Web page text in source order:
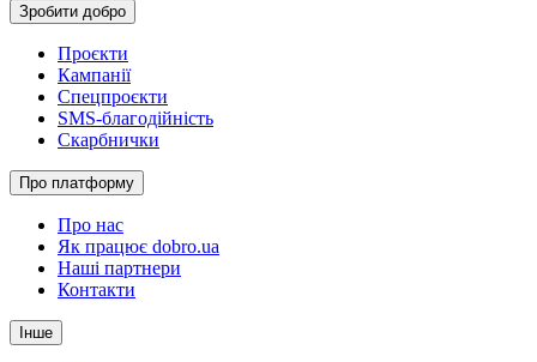
Зробити добро
Проєкти
Кампанії
Спецпроєкти
SMS-благодійність
Скарбнички
Про платформу
Про нас
Як працює dobro.ua
Наші партнери
Контакти
Інше